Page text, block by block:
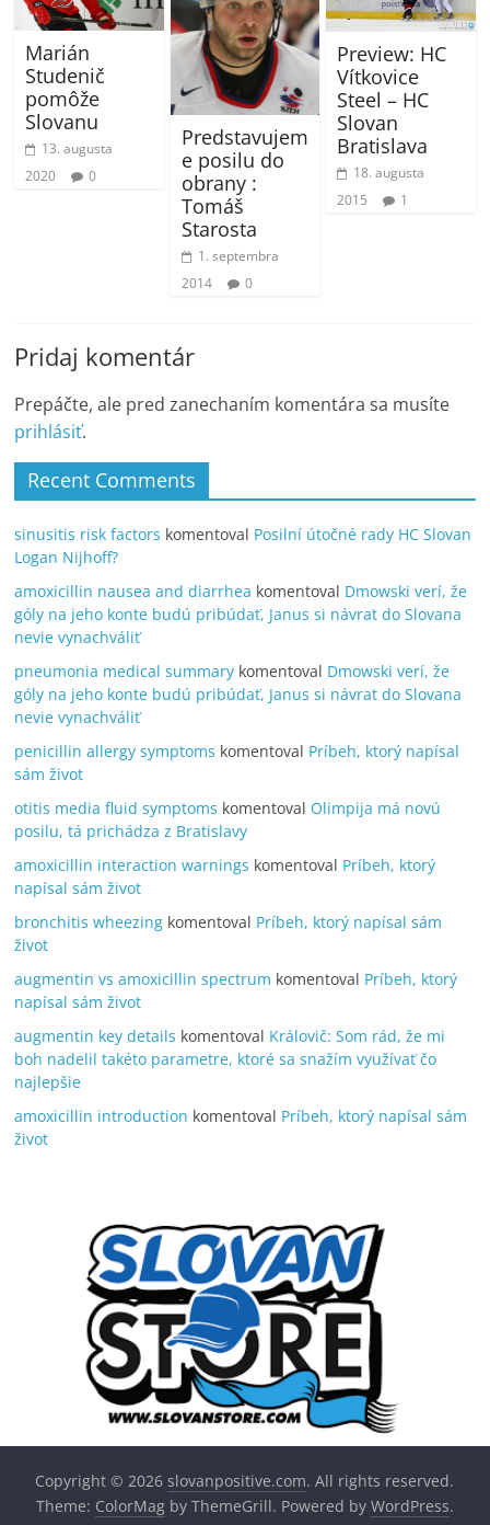
Marián
Studenič
pomôže
Slovanu
13. augusta
2020
0
Predstavujem
e posilu do
obrany :
Tomáš
Starosta
1. septembra
2014
0
Preview: HC
Vítkovice
Steel – HC
Slovan
Bratislava
18. augusta
2015
1
Pridaj komentár
Prepáčte, ale pred zanechaním komentára sa musíte
prihlásiť.
Recent Comments
sinusitis risk factors komentoval Posilní útočné rady HC Slovan
Logan Nijhoff?
amoxicillin nausea and diarrhea komentoval Dmowski verí, že
góly na jeho konte budú pribúdať, Janus si návrat do Slovana
nevie vynachváliť
pneumonia medical summary komentoval Dmowski verí, že
góly na jeho konte budú pribúdať, Janus si návrat do Slovana
nevie vynachváliť
penicillin allergy symptoms komentoval Príbeh, ktorý napísal
sám život
otitis media fluid symptoms komentoval Olimpija má novú
posilu, tá prichádza z Bratislavy
amoxicillin interaction warnings komentoval Príbeh, ktorý
napísal sám život
bronchitis wheezing komentoval Príbeh, ktorý napísal sám
život
augmentin vs amoxicillin spectrum komentoval Príbeh, ktorý
napísal sám život
augmentin key details komentoval Královič: Som rád, že mi
boh nadelil takéto parametre, ktoré sa snažím využívať čo
najlepšie
amoxicillin introduction komentoval Príbeh, ktorý napísal sám
život
Copyright © 2026slovanpositive.com. All rights reserved.
Theme: ColorMagby ThemeGrill. Powered by WordPress.